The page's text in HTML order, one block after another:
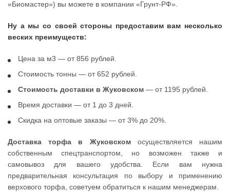
«Биомастер») вы можете в компании «Грунт-РФ».
Ну а мы со своей стороны предоставим вам несколько
веских преимуществ:
Цена за м3 — от 856 рублей.
Стоимость тонны — от 652 рублей.
Стоимость доставки в Жуковском — от 1195 рублей.
Время доставки — от 1 до 3 дней.
Скидка на оптовые заказы — от 3% до 20%.
Доставка торфа в Жуковскомосуществляется нашим
собственным спецтранспортом, но возможен также и
самовывоз для вашего удобства. Если вам нужна
предварительная консультация по выбору и применению
верхового торфа, советуем обратиться к нашим менеджерам.